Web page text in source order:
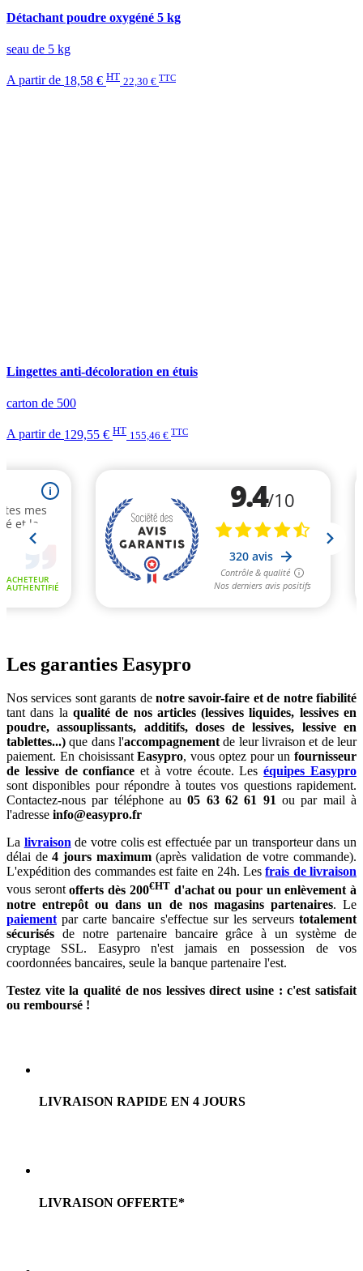
Détachant poudre oxygéné 5 kg
seau de 5 kg
A partir de 18,58 € HT 22,30 € TTC
Lingettes anti-décoloration en étuis
carton de 500
A partir de 129,55 € HT 155,46 € TTC
Les garanties Easypro
Nos services sont garants de notre savoir-faire et de notre fiabilité
tant dans la qualité de nos articles (lessives liquides, lessives en
poudre, assouplissants, additifs, doses de lessives, lessive en
tablettes...)que dans l'accompagnementde leur livraison et de leur
paiement. En choisissantEasypro, vous optez pour un fournisseur
de lessive de confiance et à votre écoute. Leséquipes Easypro
sont disponibles pour répondre à toutes vos questions rapidement.
Contactez-nous par téléphone au05 63 62 61 91ou par mail à
l'adresse info@easypro.fr
La livraisonde votre colis est effectuée par un transporteur dans un
délai de4 jours maximum(après validation de votre commande).
L'expédition des commandes est faite en 24h. Les frais de livraison
vous serontofferts dès 200€HT d'achat ou pour un enlèvement à
notre entrepôt ou dans un de nos magasins partenaires. Le
paiement par carte bancaire s'effectue sur les serveurs totalement
sécurisés de notre partenaire bancaire grâce à un système de
cryptage SSL. Easypro n'est jamais en possession de vos
coordonnées bancaires, seule la banque partenaire l'est.
Testez vite la qualité de nos lessives direct usine : c'est satisfait
ou remboursé !
LIVRAISON RAPIDE EN 4 JOURS
LIVRAISON OFFERTE*